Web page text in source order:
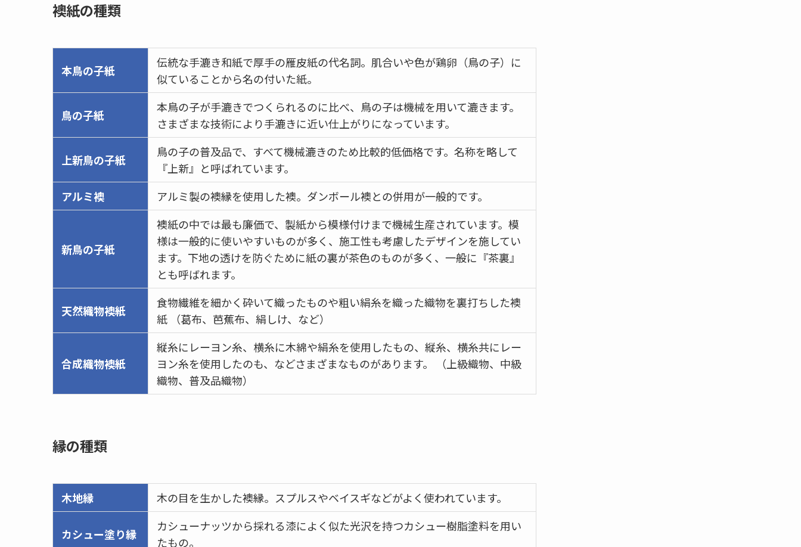
襖紙の種類
本鳥の子紙
伝統な手漉き和紙で厚手の雁皮紙の代名詞。肌合いや色が鶏卵（鳥の子）に
似ていることから名の付いた紙。
鳥の子紙
本鳥の子が手漉きでつくられるのに比べ、鳥の子は機械を用いて漉きます。
さまざまな技術により手漉きに近い仕上がりになっています。
上新鳥の子紙
鳥の子の普及品で、すべて機械漉きのため比較的低価格です。名称を略して
『上新』と呼ばれています。
アルミ襖
アルミ製の襖縁を使用した襖。ダンボール襖との併用が一般的です。
新鳥の子紙
襖紙の中では最も廉価で、製紙から模様付けまで機械生産されています。模
様は一般的に使いやすいものが多く、施工性も考慮したデザインを施してい
ます。下地の透けを防ぐために紙の裏が茶色のものが多く、一般に『茶裏』
とも呼ばれます。
天然織物襖紙
食物繊維を細かく砕いて織ったものや粗い絹糸を織った織物を裏打ちした襖
紙 （葛布、芭蕉布、絹しけ、など）
合成織物襖紙
縦糸にレーヨン糸、横糸に木綿や絹糸を使用したもの、縦糸、横糸共にレー
ヨン糸を使用したのも、などさまざまなものがあります。 （上級織物、中級
織物、普及品織物）
縁の種類
木地縁 木の目を生かした襖縁。スプルスやベイスギなどがよく使われています。
カシュー塗り縁
カシューナッツから採れる漆によく似た光沢を持つカシュー樹脂塗料を用い
たもの。